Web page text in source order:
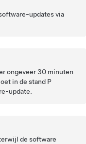
updates via
ongeveer 30 minuten
in de stand P
update.
de software